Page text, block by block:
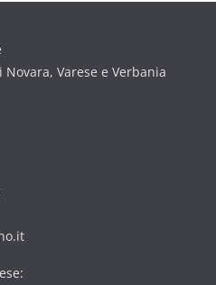
Varese e Verbania